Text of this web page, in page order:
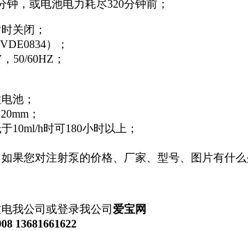
，或电池电力耗尽320分钟前；
关闭；
）；
50/60HZ；
池；
；
10ml/h时可180小时以上；
果您对注射泵的价格、厂家、型号、图片有什
我公司或登录我公司 爱宝网
13681661622